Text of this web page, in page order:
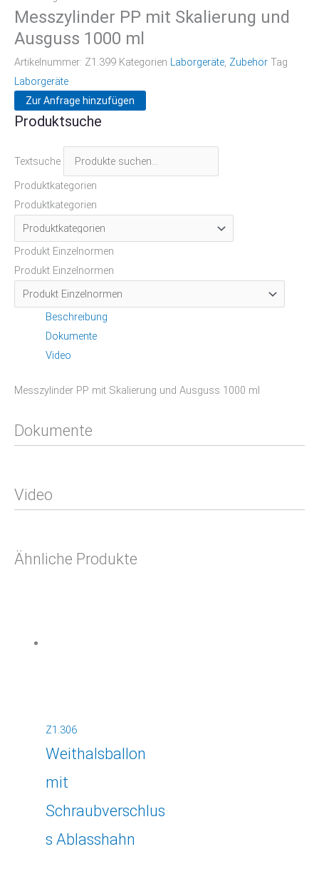
Messzylinder PP mit Skalierung und
Ausguss 1000 ml
Artikelnummer: Z1.399 Kategorien Laborgeräte, Zubehör Tag
Laborgeräte
Zur Anfrage hinzufügen
Produktsuche
Textsuche
Produktkategorien
Produktkategorien
Produkt Einzelnormen
Produkt Einzelnormen
Beschreibung
Dokumente
Video
Messzylinder PP mit Skalierung und Ausguss 1000 ml
Dokumente
Video
Ähnliche Produkte
Z1.306
Weithalsballon
mit
Schraubverschlus
s Ablasshahn